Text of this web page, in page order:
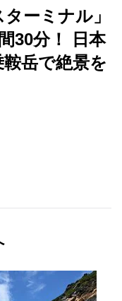
ーミナル」
30分！ 日本
岳で絶景を